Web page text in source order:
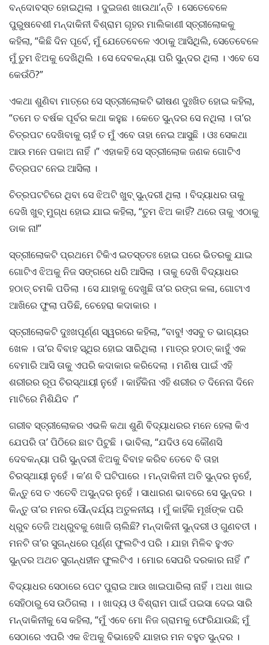
ବନ୍ଦୋବସ୍ତ ହୋଇଥିଲା । ଦୁଇଜଣ ଖାଉଥା’ନ୍ତି । ସେତେବେଳେ
ପୁରୁଷବେଶୀ ମନ୍ଦାକିନୀ ବିଶ୍ରାମ ଗୃହର ମାଲିକାଣୀ ସ୍ତ୍ରୀଲୋକକୁ
କହିଲା, “କିଛି ଦିନ ପୂର୍ବେ, ମୁଁ ଯେତେବେଳେ ଏଠାକୁ ଆସିଥିଲି, ସେତେବେଳେ
ମୁଁ ତୁମ ଝିଅକୁ ଦେଖିଥିଲି । ସେ ଦେବକନ୍ୟା ପରି ସୁନ୍ଦର ଥିଲା । ଏବେ ସେ
କେଉଁଠି?”
ଏକଥା ଶୁଣିବା ମାତ୍ରେ ସେ ସ୍ତ୍ରୀଲୋକଟି ଭୀଷଣ ଦୁଃଖିତ ହୋଇ କହିଲା,
“ତମେ ତ ବର୍ଷକ ପୂର୍ବର କଥା କହୁଛ । କେତେ ସୁନ୍ଦର ସେ ନଥିଲା । ତା’ର
ଚିତ୍ରପଟ ଦେଖିବାକୁ ଚାହଁ ତ ମୁଁ ଏବେ ତାହା ନେଇ ଆସୁଛି । ଓଃ ସେକଥା
ଆଉ ମନେ ପକାଅ ନାହିଁ ।” ଏହାକହି ସେ ସ୍ତ୍ରୀଲୋକ ଜଣକ ଗୋଟିଏ
ଚିତ୍ରପଟ ନେଇ ଆସିଲା ।
ଚିତ୍ରପଟଟିରେ ଥିବା ସେ ଝିଅଟି ଖୁବ୍ ସୁନ୍ଦରୀ ଥିଲା । ବିଦ୍ୟାଧର ତାକୁ
ଦେଖି ଖୁବ୍ ମୁଗ୍ଧ ହୋଇ ଯାଇ କହିଲା, “ତୁମ ଝିଅ କାହିଁ? ଥରେ ତାକୁ ଏଠାକୁ
ଡାକ ନା!”
ସ୍ତ୍ରୀଲୋକଟି ପ୍ରଥମେ ଟିକିଏ ଇତସ୍ତତଃ ହୋଇ ପରେ ଭିତରକୁ ଯାଇ
ଗୋଟିଏ ଝିଅକୁ ନିଜ ସଙ୍ଗରେ ଧରି ଆସିଲା । ତାକୁ ଦେଖି ବିଦ୍ୟାଧର
ହଠାତ୍ ଚମକି ପଡିଲା । ସେ ଯାହାକୁ ଦେଖୁଛି ତା’ର ରଙ୍ଗ କଳା, ଗୋଟାଏ
ଆଖିରେ ଫୁଲା ପଡିଛି, ଚେହେରା କଦାକାର ।
ସ୍ତ୍ରୀଲୋକଟି ଦୁଃଖପୂର୍ଣ୍ଣ ସ୍ୱରରେ କହିଲା, “ବାବୁ! ଏସବୁ ତ ଭାଗ୍ୟର
ଖେଳ । ତା’ର ବିବାହ ସ୍ଥିର ହୋଇ ସାରିଥିଲା । ମାତ୍ର ହଠାତ୍ କାହୁଁ ଏକ
ବେମାରି ଆସି ତାକୁ ଏପରି କଦାକାର କରିଦେଲା । ମଣିଷ ପାଇଁ ଏହି
ଶରୀରର ରୂପ ଚିରସ୍ଥାୟୀ ନୁହେଁ । କାହିଁକିନା ଏହି ଶରୀର ତ ଦିନେନା ଦିନେ
ମାଟିରେ ମିଶିଯିବ ।”
ଗରୀବ ସ୍ତ୍ରୀଲୋକର ଏଭଳି କଥା ଶୁଣି ବିଦ୍ୟାଧରର ମନେ ହେଲା କିଏ
ଯେପରି ତା’ ପିଠିରେ ଛାଟ ପିଟୁଛି । ଭାବିଲା, “ଯଦିଓ ସେ କୌଣସି
ଦେବକନ୍ୟା ପରି ସୁନ୍ଦରୀ ଝିଅକୁ ବିବାହ କରିବ ତେବେ ବି ତାହା
ଚିରସ୍ଥାୟୀ ନୁହେଁ । କ’ଣ ବି ଘଟିପାରେ । ମନ୍ଦାକିନୀ ଅତି ସୁନ୍ଦର ନୁହେଁ,
କିନ୍ତୁ ସେ ତ ଏତେବି ଅସୁନ୍ଦର ନୁହେଁ । ସାଧାରଣ ଭାବରେ ସେ ସୁନ୍ଦର ।
କିନ୍ତୁ ତା’ର ମନର ସୌନ୍ଦର୍ଯ୍ୟ ଅତୁଳନୀୟ । ମୁଁ କାହିଁକି ମୂର୍ଖଙ୍କ ପରି
ଧ୍ରୁବ ତେଜି ଅଧ୍ରୁବକୁ ଖୋଜି ଚାଲିଛି? ମନ୍ଦାକିନୀ ସୁନ୍ଦରୀ ଓ ଗୁଣବତୀ ।
ମନଟି ତା’ର ସୁଗନ୍ଧରେ ପୂର୍ଣ୍ଣ ଫୁଲଟିଏ ପରି । ଯାହା ମିଳିବ ହୁଏତ
ସୁନ୍ଦର ଅଥଚ ସୁଗନ୍ଧହୀନ ଫୁଲଟିଏ । ମୋର ସେପରି ଦରକାର ନାହିଁ ।”
ବିଦ୍ୟାଧର ସେଠାରେ ପେଟ ପୁରାଇ ଆଉ ଖାଇପାରିଲା ନାହିଁ । ଅଧା ଖାଇ
ସେହିଠାରୁ ସେ ଉଠିଗଲା । । ଖାଦ୍ୟ ଓ ବିଶ୍ରାମ ପାଇଁ ପଇସା ଦେଇ ସାରି
ମନ୍ଦାକିନୀକୁ ସେ କହିଲା, “ମୁଁ ଏବେ ମୋ ନିଜ ଗ୍ରାମକୁ ଫେରିଯାଉଛି; ମୁଁ
ସେଠାରେ ଏପରି ଏକ ଝିଅକୁ ବିଭାହେବି ଯାହାର ମନ ବହୁତ ସୁନ୍ଦର ।